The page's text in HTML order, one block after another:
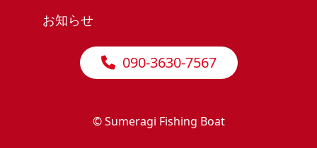
お知らせ
090-3630-7567
© Sumeragi Fishing Boat